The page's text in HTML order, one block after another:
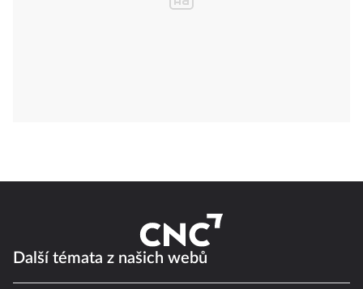
Další témata z našich webů